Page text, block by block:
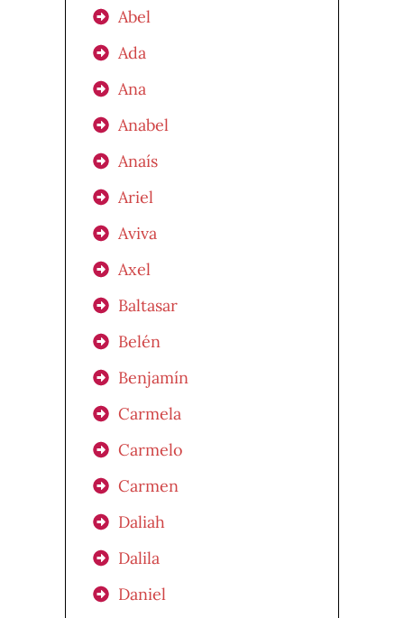
Abel
Ada
Ana
Anabel
Anaís
Ariel
Aviva
Axel
Baltasar
Belén
Benjamín
Carmela
Carmelo
Carmen
Daliah
Dalila
Daniel